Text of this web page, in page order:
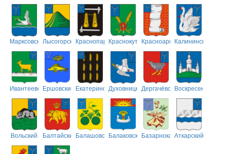
МарксовскийЛысогорскийКраснопартизанский
КраснокутскийКрасноармейский
Калининский
ИвантеевскийЕршовский ЕкатериновскийДуховницкийДергачёвскийВоскресенский
Вольский БалтайскийБалашовскийБалаковскийБазарнокарабулакский
Аткарский